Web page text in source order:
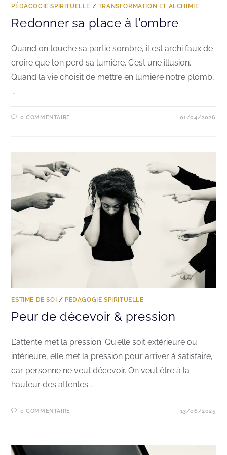
PÉDAGOGIE SPIRITUELLE / TRANSFORMATION ET ALCHIMIE
Redonner sa place à l’ombre
Quand on touche sa partie sombre, il est archi faux de
croire que l’on perd sa lumière. C’est une illusion.
Quand la vie choisit de mettre en lumière notre plomb,
…
0 COMMENTAIRE 01/04/2026
ESTIME DE SOI / PÉDAGOGIE SPIRITUELLE
Peur de décevoir & pression
L'attente met la pression. Qu'elle soit extérieure ou
intérieure, elle met la pression pour arriver à satisfaire,
car personne ne veut décevoir. On veut être à la
hauteur des attentes…
0 COMMENTAIRE 13/06/2025